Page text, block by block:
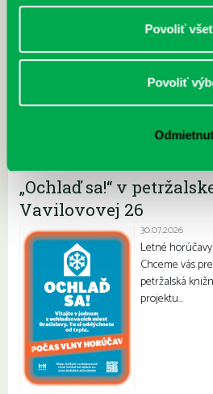
Povoliť
Povoliť
„Ochlaď sa!“ v
Vavilovovej 26
30.07.2026
Letné
Chceme vás
petržalská
projektu…